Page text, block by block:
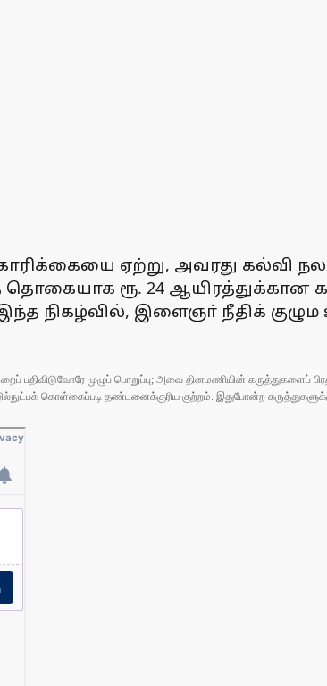
ஏற்று, அவரது கல்வி
ரூ. 24 ஆயிரத்துக்கான
நிகழ்வில், இளைஞா் நீதிக் குழும
பதிவிடுவோரே முழுப் பொறுப்பு; அவை தினமணியின் கருத்துகளைப்
கொள்கைப்படி தண்டனைக்குரிய குற்றம். இதுபோன்ற கருத்துகளுக்கு